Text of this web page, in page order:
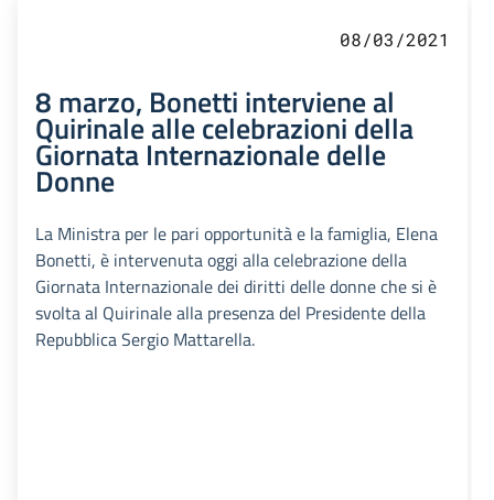
08/03/2021
8 marzo, Bonetti interviene al
Quirinale alle celebrazioni della
Giornata Internazionale delle
Donne
La Ministra per le pari opportunità e la famiglia, Elena
Bonetti, è intervenuta oggi alla celebrazione della
Giornata Internazionale dei diritti delle donne che si è
svolta al Quirinale alla presenza del Presidente della
Repubblica Sergio Mattarella.